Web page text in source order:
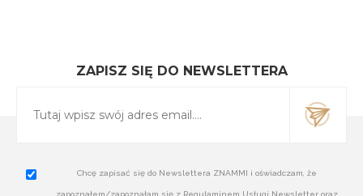
ZAPISZ SIĘ DO NEWSLETTERA
Chcę zapisać się do Newslettera ZNAMMI i oświadczam, że
zapoznałem/zapoznałam się z Regulaminem Usługi Newsletter oraz